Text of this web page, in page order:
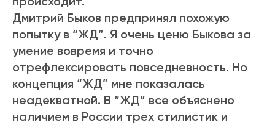
Дмитрий Быков предпринял похожую
попытку в “ЖД”. Я очень ценю Быкова за
умение вовремя и точно
отрефлексировать повседневность. Но
концепция “ЖД” мне показалась
неадекватной. В “ЖД” все объяснено
наличием в России трех стилистик и